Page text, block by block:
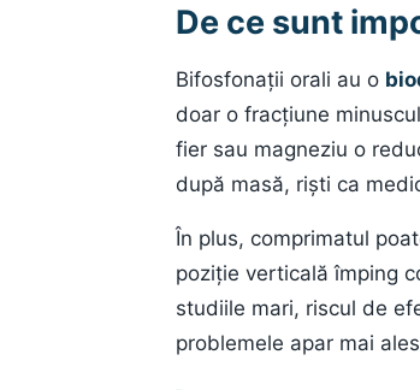
De ce sunt
Bifosfonații orali au o
doar o fracțiune
fier sau magneziu o
după masă, riști ca
În plus, comprimatul
poziție verticală împing
studiile mari, riscul de
problemele apar mai